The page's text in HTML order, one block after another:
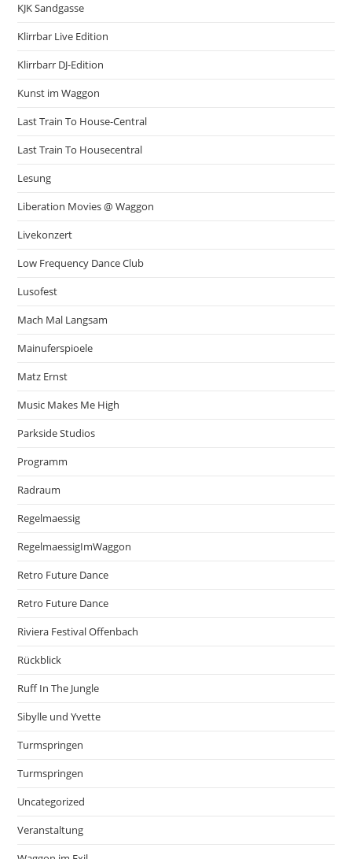
KJK Sandgasse
Klirrbar Live Edition
Klirrbarr DJ-Edition
Kunst im Waggon
Last Train To House-Central
Last Train To Housecentral
Lesung
Liberation Movies @ Waggon
Livekonzert
Low Frequency Dance Club
Lusofest
Mach Mal Langsam
Mainuferspioele
Matz Ernst
Music Makes Me High
Parkside Studios
Programm
Radraum
Regelmaessig
RegelmaessigImWaggon
Retro Future Dance
Retro Future Dance
Riviera Festival Offenbach
Rückblick
Ruff In The Jungle
Sibylle und Yvette
Turmspringen
Turmspringen
Uncategorized
Veranstaltung